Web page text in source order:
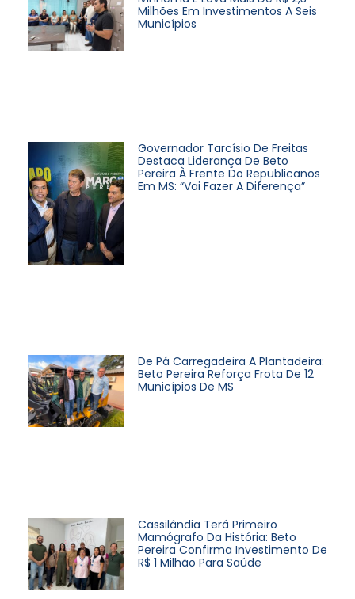
Milhões Em Investimentos A Seis
Municípios
Governador Tarcísio De Freitas
Destaca Liderança De Beto
Pereira À Frente Do Republicanos
Em MS: “Vai Fazer A Diferença”
De Pá Carregadeira A Plantadeira:
Beto Pereira Reforça Frota De 12
Municípios De MS
Cassilândia Terá Primeiro
Mamógrafo Da História: Beto
Pereira Confirma Investimento De
R$ 1 Milhão Para Saúde